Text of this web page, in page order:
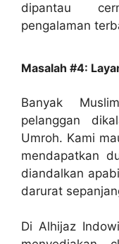
dipantau
pengalaman
Masalah #4:
Banyak
pelanggan
Umroh. Kami
mendapatkan
diandalkan
darurat
Di Alhijaz